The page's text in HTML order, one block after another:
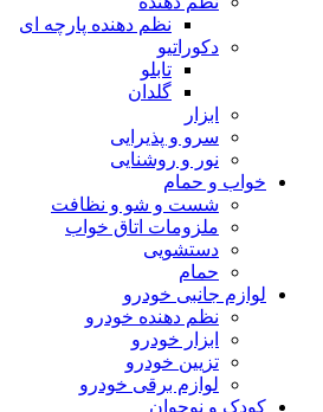
نظم دهنده پارچه ای
دکوراتیو
تابلو
گلدان
ابزار
سرو و پذیرایی
نور و روشنایی
خواب و حمام
شست و شو و نظافت
ملزومات اتاق خواب
دستشویی
حمام
لوازم جانبی خودرو
نظم دهنده خودرو
ابزار خودرو
تزیین خودرو
لوازم برقی خودرو
کودک و نوجوان